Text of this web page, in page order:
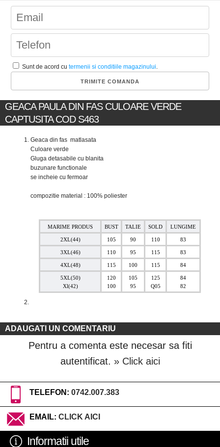
Sunt de acord cutermenii si conditiile magazinului.
GEACA PAULA DIN FAS CULOARE VERDE
CAPTUSITA COD S463
Geaca din fas matlasata
Culoare verde
Gluga detasabile cu blanita
buzunare functionale
se incheie cu fermoar
compozitie material : 100% poliester
MARIME PRODUS BUST TALIE SOLD LUNGIME
2XL(44) 105 90 110 83
3XL(46) 110 95 115 83
4XL(48) 115 100 115 84
5XL(50)
Xl(42)
120
100
105
95
125
Q05
84
82
ADAUGATI UN COMENTARIU
Pentru a comenta este necesar sa fiti
autentificat. » Click aici
TELEFON: 0742.007.383
EMAIL: CLICK AICI
Informatii utile